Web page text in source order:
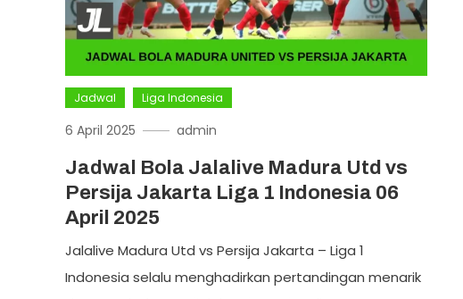
Jadwal Liga Indonesia
6 April 2025 admin
Jadwal Bola Jalalive Madura Utd vs
Persija Jakarta Liga 1 Indonesia 06
April 2025
Jalalive Madura Utd vs Persija Jakarta – Liga 1
Indonesia selalu menghadirkan pertandingan menarik